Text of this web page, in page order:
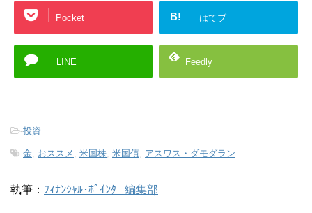
Pocket B! はてブ
LINE Feedly
-投資
-金, おススメ , 米国株, 米国債, アスワス・ダモダラン
執筆： ﾌｨﾅﾝｼｬﾙ･ﾎﾟｲﾝﾀｰ 編集部